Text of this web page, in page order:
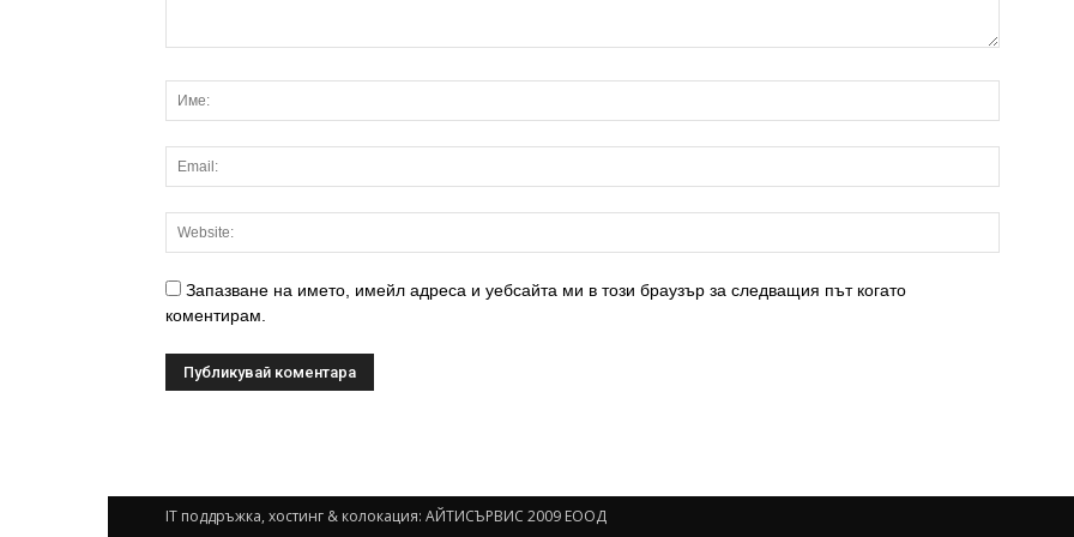
Запазване на името, имейл адреса и уебсайта ми в този браузър за следващия път когато
коментирам.
IT поддръжка, хостинг & колокация: АЙТИСЪРВИС 2009 ЕООД